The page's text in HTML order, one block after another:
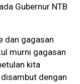
Gubernur NTB
dan gagasan
murni gagasan
kita
dengan